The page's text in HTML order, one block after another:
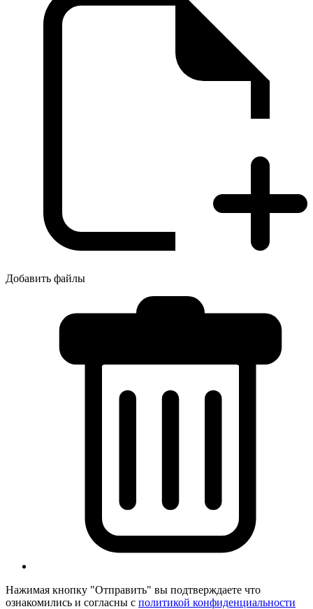
Добавить файлы
Нажимая кнопку "Отправить" вы подтверждаете что
ознакомились и согласны с политикой конфиденциальности